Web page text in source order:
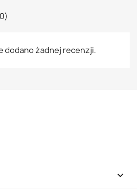
dodano żadnej recenzji.
